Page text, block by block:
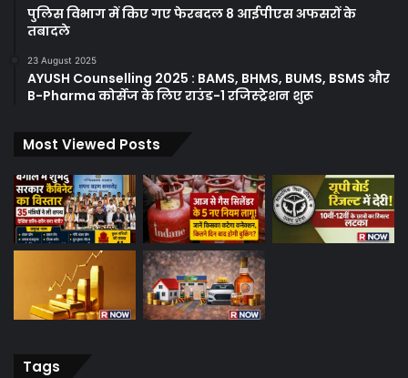
पुलिस विभाग में किए गए फेरबदल 8 आईपीएस अफसरों के
तबादले
23 August 2025
AYUSH Counselling 2025 : BAMS, BHMS, BUMS, BSMS और
B-Pharma कोर्सेज के लिए राउंड-1 रजिस्ट्रेशन शुरू
Most Viewed Posts
Tags